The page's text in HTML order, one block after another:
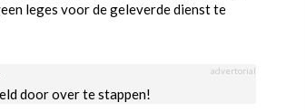
leges voor de geleverde dienst te
advertorial
door over te stappen!